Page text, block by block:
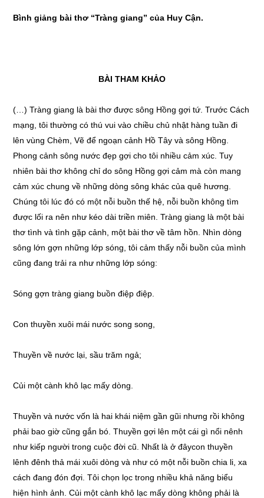
Bình giảng bài thơ “Tràng giang” của Huy Cận.
BÀI THAM KHẢO
(…) Tràng giang là bài thơ được sông Hồng gợi tứ. Trước Cách
mạng, tôi thường có thú vui vào chiều chủ nhật hàng tuần đi
lên vùng Chèm, Vẽ để ngoạn cảnh Hồ Tây và sông Hồng.
Phong cảnh sông nước đẹp gợi cho tôi nhiều cảm xúc. Tuy
nhiên bài thơ không chỉ do sông Hồng gợi cảm mà còn mang
cảm xúc chung về những dòng sông khác của quê hương.
Chúng tôi lúc đó có một nỗi buồn thế hệ, nỗi buồn không tìm
được lối ra nên như kéo dài triền miên. Tràng giang là một bài
thơ tình và tình gặp cảnh, một bài thơ về tâm hồn. Nhìn dòng
sông lớn gợn những lớp sóng, tôi cảm thấy nỗi buồn của mình
cũng đang trải ra như những lớp sóng:
Sóng gợn tràng giang buồn điệp điệp.
Con thuyền xuôi mái nước song song,
Thuyền về nước lại, sầu trăm ngả;
Củi một cành khô lạc mấy dòng.
Thuyền và nước vốn là hai khái niệm gần gũi nhưng rồi không
phải bao giờ cũng gắn bó. Thuyền gợi lên một cái gì nổi nênh
như kiếp người trong cuộc đời cũ. Nhất là ở đâycon thuyền
lênh đênh thả mái xuôi dòng và như có một nỗi buồn chia li, xa
cách đang đón đợi. Tôi chọn lọc trong nhiều khả năng biểu
hiện hình ảnh. Củi một cành khô lạc mấy dòng không phải là